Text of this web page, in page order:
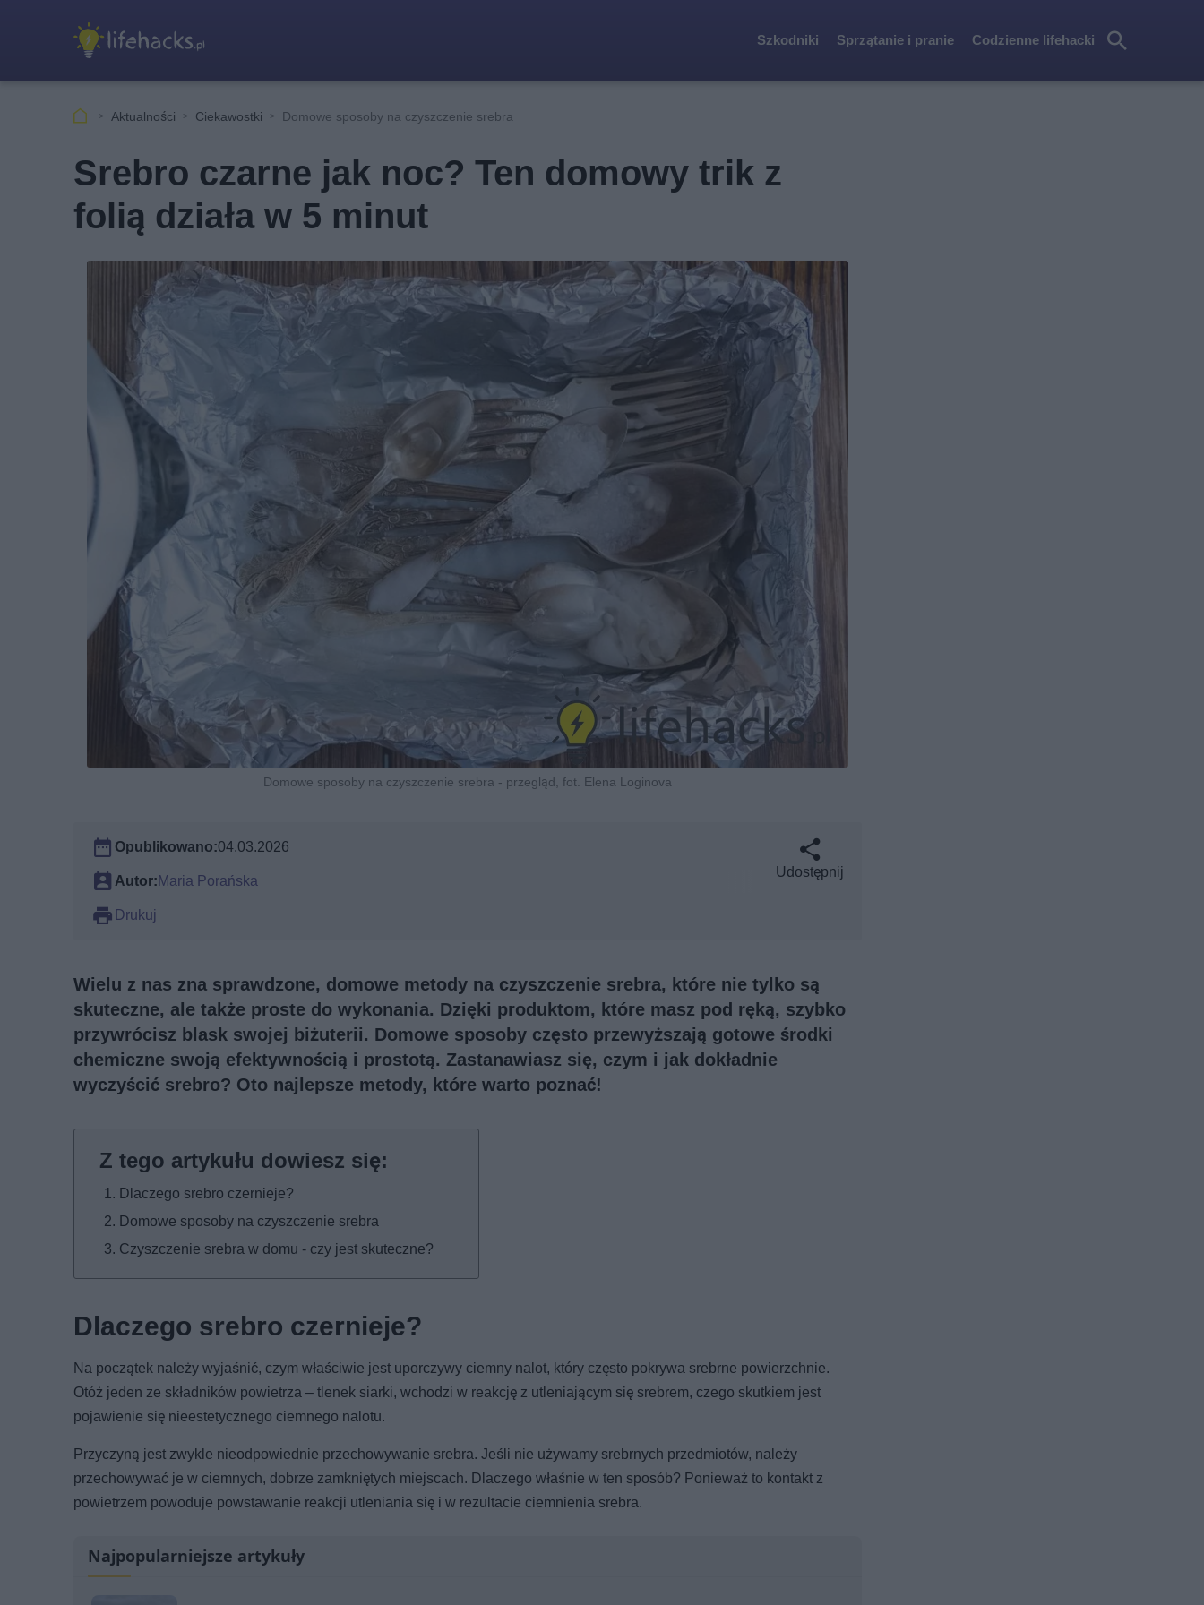
Szkodniki Sprzątanie i pranie Codzienne lifehacki
kaj
Aktualności Ciekawostki Domowe sposoby na czyszczenie srebra
Srebro czarne jak noc? Ten domowy trik z
folią działa w 5 minut
Domowe sposoby na czyszczenie srebra - przegląd, fot. Elena Loginova
Opublikowano:04.03.2026
Autor: Maria Porańska
Drukuj
Udostępnij
Wielu z nas zna sprawdzone, domowe metody na czyszczenie srebra, które nie tylko są
skuteczne, ale także proste do wykonania. Dzięki produktom, które masz pod ręką, szybko
przywrócisz blask swojej biżuterii. Domowe sposoby często przewyższają gotowe środki
chemiczne swoją efektywnością i prostotą. Zastanawiasz się, czym i jak dokładnie
wyczyścić srebro? Oto najlepsze metody, które warto poznać!
Dlaczego srebro czernieje?
Domowe sposoby na czyszczenie srebra
Czyszczenie srebra w domu - czy jest skuteczne?
Dlaczego srebro czernieje?
Na początek należy wyjaśnić, czym właściwie jest uporczywy ciemny nalot, który często pokrywa srebrne powierzchnie.
Otóż jeden ze składników powietrza – tlenek siarki, wchodzi w reakcję z utleniającym się srebrem, czego skutkiem jest
pojawienie się nieestetycznego ciemnego nalotu.
Przyczyną jest zwykle nieodpowiednie przechowywanie srebra. Jeśli nie używamy srebrnych przedmiotów, należy
przechowywać je w ciemnych, dobrze zamkniętych miejscach. Dlaczego właśnie w ten sposób? Ponieważ to kontakt z
powietrzem powoduje powstawanie reakcji utleniania się i w rezultacie ciemnienia srebra.
Najpopularniejsze artykuły